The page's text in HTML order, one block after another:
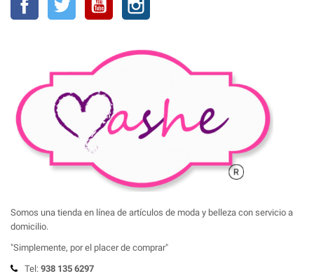
Somos una tienda en línea de artículos de moda y belleza con servicio a
domicilio.
"Simplemente, por el placer de comprar"
Tel: 938 135 6297